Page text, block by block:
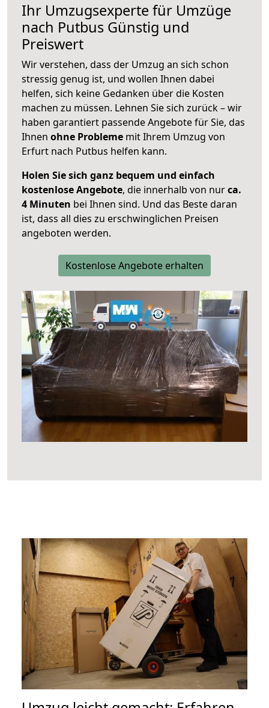
Ihr Umzugsexperte für Umzüge
nach Putbus Günstig und
Preiswert
Wir verstehen, dass der Umzug an sich schon
stressig genug ist, und wollen Ihnen dabei
helfen, sich keine Gedanken über die Kosten
machen zu müssen. Lehnen Sie sich zurück – wir
haben garantiert passende Angebote für Sie, das
Ihnen ohne Probleme mit Ihrem Umzug von
Erfurt nach Putbus helfen kann.
Holen Sie sich ganz bequem und einfach
kostenlose Angebote, die innerhalb von nurca.
4 Minuten bei Ihnen sind. Und das Beste daran
ist, dass all dies zu erschwinglichen Preisen
angeboten werden.
Kostenlose Angebote erhalten